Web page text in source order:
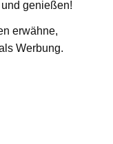
genießen!
erwähne,
Werbung.